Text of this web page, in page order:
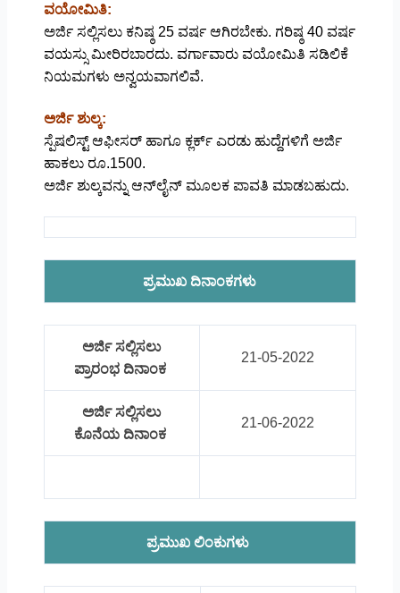
ವಯೋಮಿತಿ:
ಅರ್ಜಿ ಸಲ್ಲಿಸಲು ಕನಿಷ್ಠ 25 ವರ್ಷ ಆಗಿರಬೇಕು. ಗರಿಷ್ಠ 40 ವರ್ಷ
ವಯಸ್ಸು ಮೀರಿರಬಾರದು. ವರ್ಗಾವಾರು ವಯೋಮಿತಿ ಸಡಿಲಿಕೆ
ನಿಯಮಗಳು ಅನ್ವಯವಾಗಲಿವೆ.
ಅರ್ಜಿ ಶುಲ್ಕ:
ಸ್ಪೆಷಲಿಸ್ಟ್‌ ಆಫೀಸರ್ ಹಾಗೂ ಕ್ಲರ್ಕ್‌ ಎರಡು ಹುದ್ದೆಗಳಿಗೆ ಅರ್ಜಿ
ಹಾಕಲು ರೂ.1500.
ಅರ್ಜಿ ಶುಲ್ಕವನ್ನು ಆನ್‌ಲೈನ್‌ ಮೂಲಕ ಪಾವತಿ ಮಾಡಬಹುದು.
ಪ್ರಮುಖ ದಿನಾಂಕಗಳು
ಅರ್ಜಿ ಸಲ್ಲಿಸಲು
ಪ್ರಾರಂಭ ದಿನಾಂಕ
21-05-2022
ಅರ್ಜಿ ಸಲ್ಲಿಸಲು
ಕೊನೆಯ ದಿನಾಂಕ
21-06-2022
ಪ್ರಮುಖ ಲಿಂಕುಗಳು